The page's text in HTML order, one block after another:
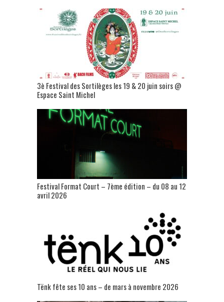
3è Festival des Sortilèges les 19 & 20 juin soirs @
Espace Saint Michel
Festival Format Court – 7ème édition – du 08 au 12
avril 2026
Tënk fête ses 10 ans – de mars à novembre 2026